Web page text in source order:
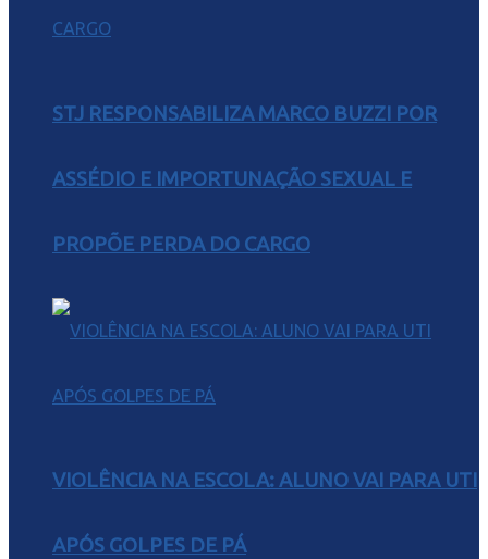
STJ RESPONSABILIZA MARCO BUZZI POR
ASSÉDIO E IMPORTUNAÇÃO SEXUAL E
PROPÕE PERDA DO CARGO
VIOLÊNCIA NA ESCOLA: ALUNO VAI PARA UTI
APÓS GOLPES DE PÁ